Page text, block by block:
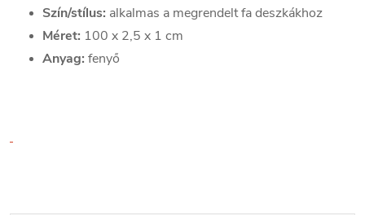
Szín/stílus: alkalmas a megrendelt fa deszkákhoz
Méret: 100 x 2,5 x 1 cm
Anyag: fenyő